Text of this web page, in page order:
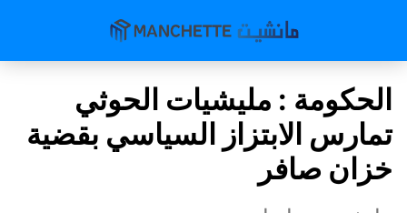
الحكومة : مليشيات الحوثي
تمارس الابتزاز السياسي بقضية
خزان صافر